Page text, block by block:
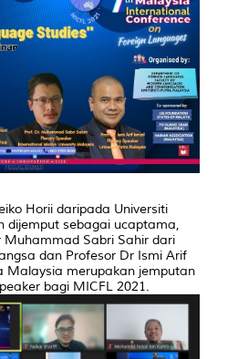
Horii daripada Universiti
dijemput sebagai ucaptama,
Sabri Sahir dari
dan Profesor Dr Ismi Arif
Malaysia merupakan jemputan
bagi MICFL 2021.